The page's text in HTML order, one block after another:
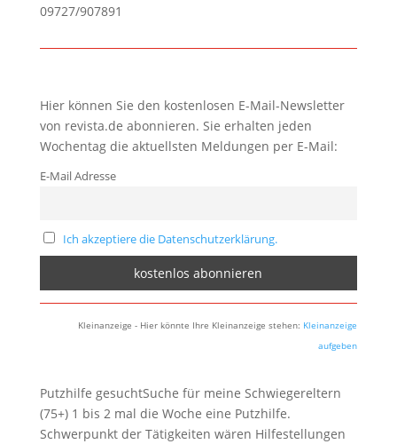
09727/907891
Hier können Sie den kostenlosen E-Mail-Newsletter
von revista.de abonnieren. Sie erhalten jeden
Wochentag die aktuellsten Meldungen per E-Mail:
E-Mail Adresse
Ich akzeptiere die Datenschutzerklärung.
Kleinanzeige - Hier könnte Ihre Kleinanzeige stehen: Kleinanzeige
aufgeben
Putzhilfe gesuchtSuche für meine Schwiegereltern
(75+) 1 bis 2 mal die Woche eine Putzhilfe.
Schwerpunkt der Tätigkeiten wären Hilfestellungen